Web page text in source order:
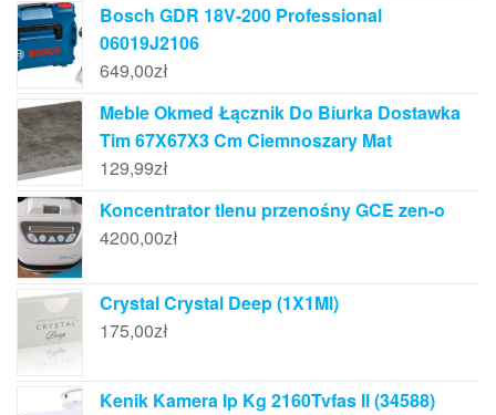
Bosch GDR 18V-200 Professional
06019J2106
649,00zł
Meble Okmed Łącznik Do Biurka Dostawka
Tim 67X67X3 Cm Ciemnoszary Mat
129,99zł
Koncentrator tlenu przenośny GCE zen-o
4200,00zł
Crystal Crystal Deep (1X1Ml)
175,00zł
Kenik Kamera Ip Kg 2160Tvfas Il (34588)